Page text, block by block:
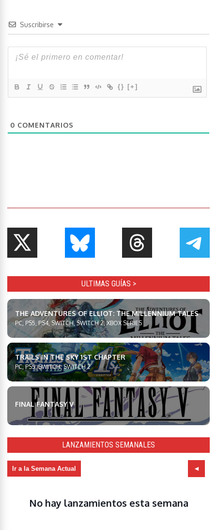
Suscribirse
{} [+]
0 COMENTARIOS
ULTIMAS GUÍAS >
THE ADVENTURES OF ELLIOT: THE MILLENNIUM TALES
PC, PS5, PS4, SWITCH, SWITCH 2, XBOX SERIES
TRAILS IN THE SKY 1ST CHAPTER
PC, PS5, SWITCH, SWITCH 2
FINAL FANTASY V
LANZAMIENTOS SEMANALES
Ir a la Semana Actual
No hay lanzamientos esta semana